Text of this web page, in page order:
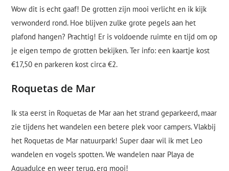
Wow dit is echt gaaf! De grotten zijn mooi verlicht en ik kijk
verwonderd rond. Hoe blijven zulke grote pegels aan het
plafond hangen? Prachtig! Er is voldoende ruimte en tijd om op
je eigen tempo de grotten bekijken. Ter info: een kaartje kost
€17,50 en parkeren kost circa €2.
Roquetas de Mar
Ik sta eerst in Roquetas de Mar aan het strand geparkeerd, maar
zie tijdens het wandelen een betere plek voor campers. Vlakbij
het Roquetas de Mar natuurpark! Super daar wil ik met Leo
wandelen en vogels spotten. We wandelen naar Playa de
Aguadulce en weer terug, erg mooi!